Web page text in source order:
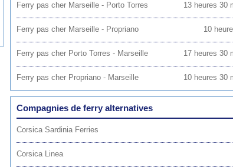
Ferry pas cher Marseille - Porto Torres 13 heures 30
Ferry pas cher Marseille - Propriano 10
Ferry pas cher Porto Torres - Marseille 17 heures 30
Ferry pas cher Propriano - Marseille 10 heures 30
Compagnies de ferry alternatives
Corsica Sardinia Ferries
Corsica Linea